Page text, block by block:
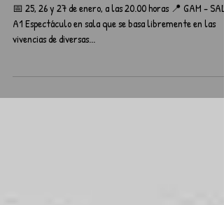
El Enterrador
📅 25, 26 y 27 de enero, a las 20.00 horas 📍 GAM - SALA
vivencias de diversas...